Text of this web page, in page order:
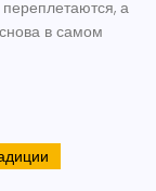
а
в самом